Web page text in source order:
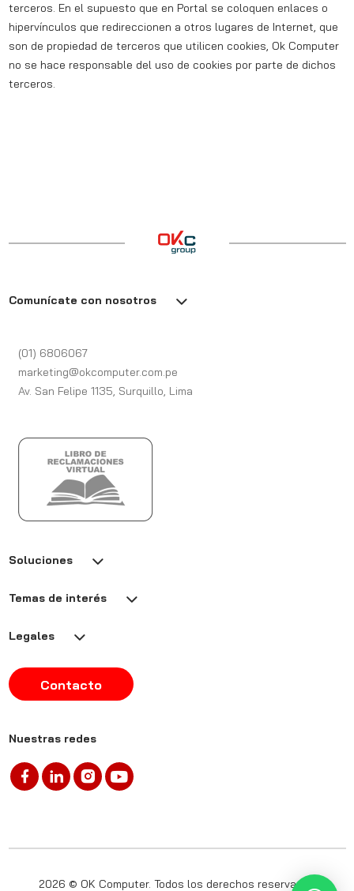
terceros. En el supuesto que en Portal se coloquen enlaces o
hipervínculos que redireccionen a otros lugares de Internet, que
son de propiedad de terceros que utilicen cookies, Ok Computer
no se hace responsable del uso de cookies por parte de dichos
terceros.
Comunícate con nosotros
(01) 6806067
marketing@okcomputer.com.pe
Av. San Felipe 1135, Surquillo, Lima
Soluciones
Temas de interés
Legales
Contacto
Nuestras redes
2026 © OK Computer. Todos los derechos reservados